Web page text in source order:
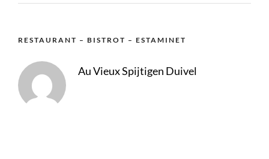
RESTAURANT – BISTROT – ESTAMINET
Au Vieux Spijtigen Duivel